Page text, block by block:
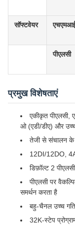
सॉफ्टवेयर
पीएलसी
प्रमुख विशेषताएं
एकीकृत
ओ (एडी/डीए) और उच्च
तेजी से संचालन के
12DI/12DO,
डिफ़ॉल्ट 2
पीएलसी पर
समर्थन करता है
बहु-चैनल उच्च गति
32K-स्टेप